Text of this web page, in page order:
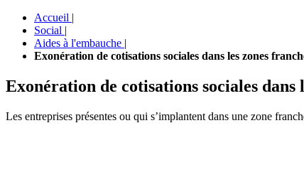
Accueil |
Social |
Aides à l'embauche |
Exonération de cotisations sociales dans les zones
Exonération de cotisations sociales
Les entreprises présentes ou qui s’implantent dans une zone